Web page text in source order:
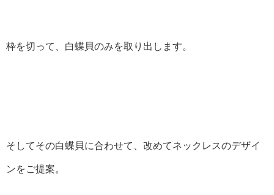
枠を切って、白蝶貝のみを取り出します。
そしてその白蝶貝に合わせて、改めてネックレスのデザイ
ンをご提案。